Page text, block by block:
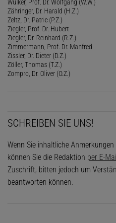
Wülker, Prof. Dr. Wolfgang (W.W.)
Zähringer, Dr. Harald (H.Z.)
Zeltz, Dr. Patric (P.Z.)
Ziegler, Prof. Dr. Hubert
Ziegler, Dr. Reinhard (R.Z.)
Zimmermann, Prof. Dr. Manfred
Zissler, Dr. Dieter (D.Z.)
Zöller, Thomas (T.Z.)
Zompro, Dr. Oliver (O.Z.)
SCHREIBEN SIE UNS!
Wenn Sie inhaltliche
können Sie die Redaktion per E-
Zuschrift, bitten jedoch um
beantworten können.